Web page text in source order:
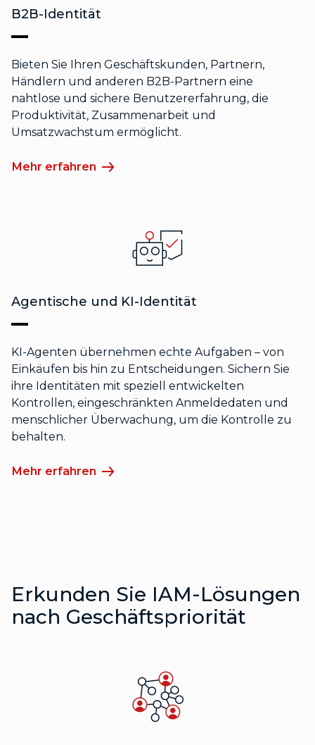
B2B-Identität
Bieten Sie Ihren Geschäftskunden, Partnern,
Händlern und anderen B2B-Partnern eine
nahtlose und sichere Benutzererfahrung, die
Produktivität, Zusammenarbeit und
Umsatzwachstum ermöglicht.
Mehr erfahren
Agentische und KI-Identität
KI-Agenten übernehmen echte Aufgaben – von
Einkäufen bis hin zu Entscheidungen. Sichern Sie
ihre Identitäten mit speziell entwickelten
Kontrollen, eingeschränkten Anmeldedaten und
menschlicher Überwachung, um die Kontrolle zu
behalten.
Mehr erfahren
Erkunden Sie IAM-Lösungen
nach Geschäftspriorität